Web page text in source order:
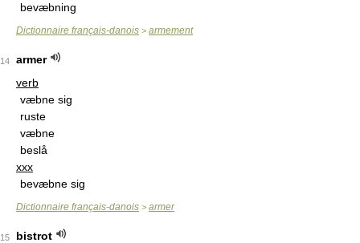
bevæbning
Dictionnaire français-danois > armement
14
armer
verb
væbne sig
ruste
væbne
beslå
xxx
bevæbne sig
Dictionnaire français-danois > armer
15
bistrot